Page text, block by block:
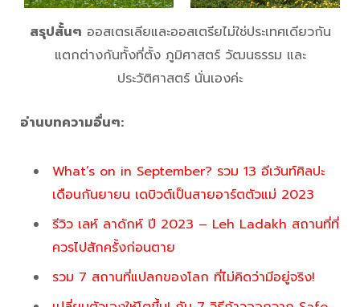
สรุปสั้นๆ ออสเตรเลียและออสเตรียไม่ใช่ประเทศเดียวกัน
แตกต่างกันทั้งที่ตั้ง ภูมิศาสตร์ วัฒนธรรม และ
ประวัติศาสตร์ นั่นเองค่ะ
อ่านบทความอื่นๆ:
What’s on in September? รวม 13 อีเว้นท์ศิลปะ
เดือนกันยายน เดบิวต์เป็นสายอาร์ตตัวแม่ 2023
รีวิว เลห์ ลาดักห์ ปี 2023 – Leh Ladakh สถานที่ที่
ควรไปสักครั้งก่อนตาย
รวม 7 สถานที่แปลกของโลก ที่ไม่คิดว่ามีอยู่จริง!